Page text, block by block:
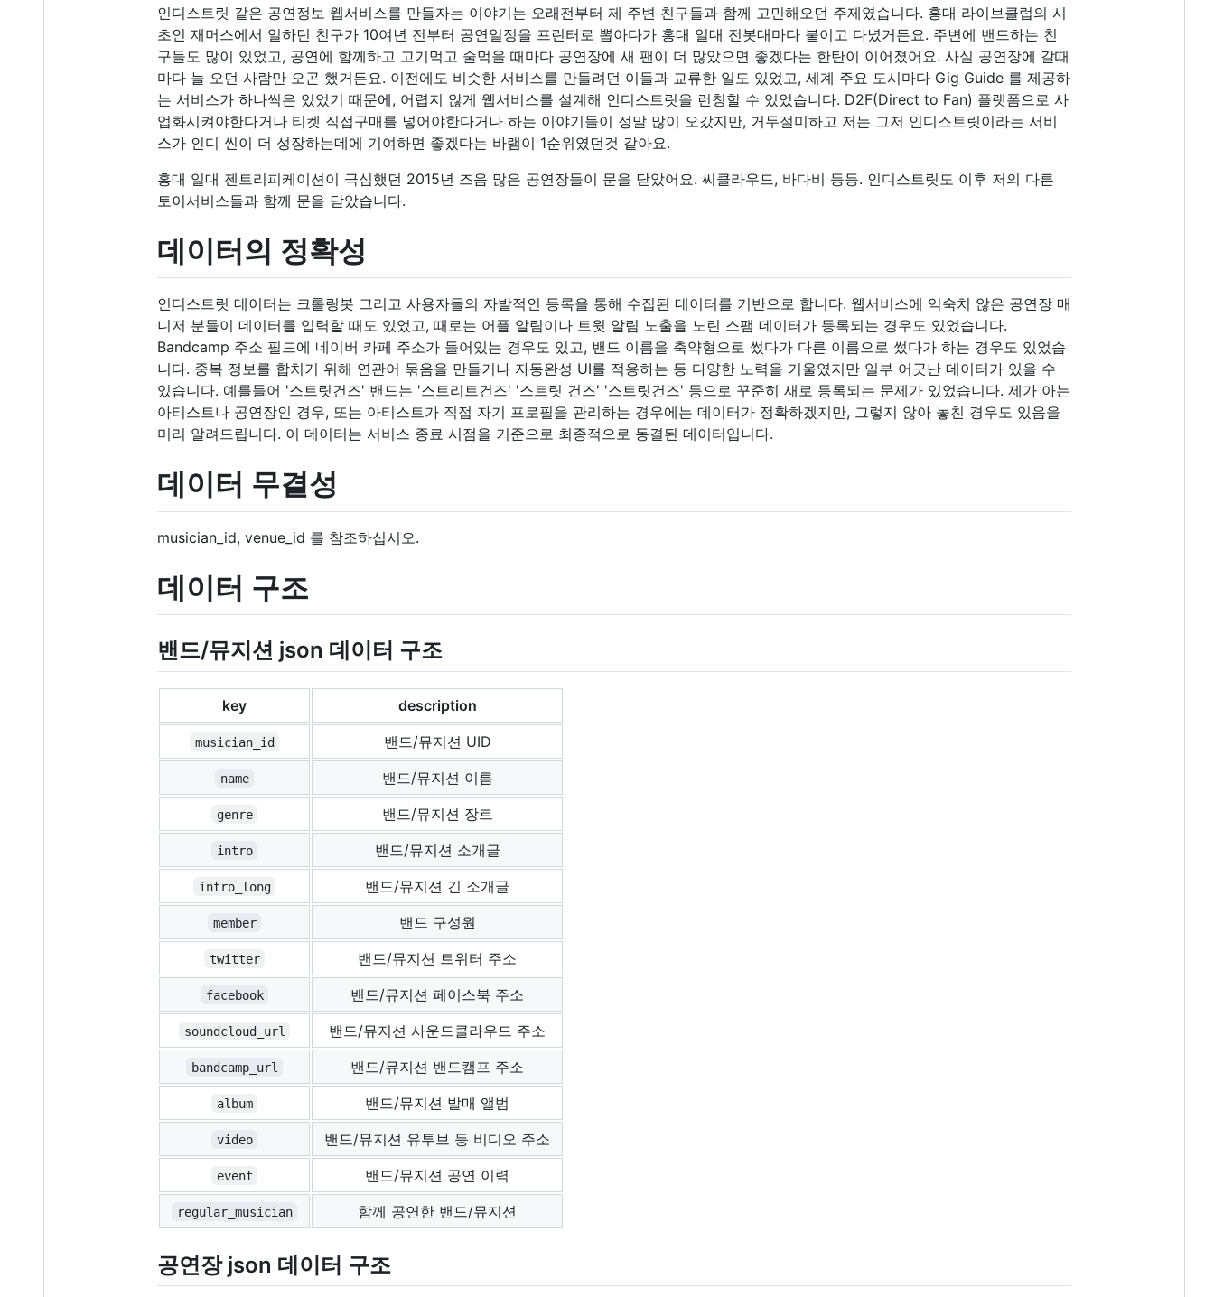
인디스트릿 같은 공연정보 웹서비스를 만들자는 이야기는 오래전부터 제 주변 친구들과 함께 고민해오던 주제였습니다. 홍대 라이브클럽의 시
초인 재머스에서 일하던 친구가 10여년 전부터 공연일정을 프린터로 뽑아다가 홍대 일대 전봇대마다 붙이고 다녔거든요. 주변에 밴드하는 친
구들도 많이 있었고, 공연에 함께하고 고기먹고 술먹을 때마다 공연장에 새 팬이 더 많았으면 좋겠다는 한탄이 이어졌어요. 사실 공연장에 갈때
마다 늘 오던 사람만 오곤 했거든요. 이전에도 비슷한 서비스를 만들려던 이들과 교류한 일도 있었고, 세계 주요 도시마다 Gig Guide 를 제공하
는 서비스가 하나씩은 있었기 때문에, 어렵지 않게 웹서비스를 설계해 인디스트릿을 런칭할 수 있었습니다. D2F(Direct to Fan) 플랫폼으로 사
업화시켜야한다거나 티켓 직접구매를 넣어야한다거나 하는 이야기들이 정말 많이 오갔지만, 거두절미하고 저는 그저 인디스트릿이라는 서비
스가 인디 씬이 더 성장하는데에 기여하면 좋겠다는 바램이 1순위였던것 같아요.
홍대 일대 젠트리피케이션이 극심했던 2015년 즈음 많은 공연장들이 문을 닫았어요. 씨클라우드, 바다비 등등. 인디스트릿도 이후 저의 다른
토이서비스들과 함께 문을 닫았습니다.
데이터의 정확성
인디스트릿 데이터는 크롤링봇 그리고 사용자들의 자발적인 등록을 통해 수집된 데이터를 기반으로 합니다. 웹서비스에 익숙치 않은 공연장 매
니저 분들이 데이터를 입력할 때도 있었고, 때로는 어플 알림이나 트윗 알림 노출을 노린 스팸 데이터가 등록되는 경우도 있었습니다.
Bandcamp 주소 필드에 네이버 카페 주소가 들어있는 경우도 있고, 밴드 이름을 축약형으로 썼다가 다른 이름으로 썼다가 하는 경우도 있었습
니다. 중복 정보를 합치기 위해 연관어 묶음을 만들거나 자동완성 UI를 적용하는 등 다양한 노력을 기울였지만 일부 어긋난 데이터가 있을 수
있습니다. 예를들어 '스트릿건즈' 밴드는 '스트리트건즈' '스트릿 건즈' '스트릿건즈' 등으로 꾸준히 새로 등록되는 문제가 있었습니다. 제가 아는
아티스트나 공연장인 경우, 또는 아티스트가 직접 자기 프로필을 관리하는 경우에는 데이터가 정확하겠지만, 그렇지 않아 놓친 경우도 있음을
미리 알려드립니다. 이 데이터는 서비스 종료 시점을 기준으로 최종적으로 동결된 데이터입니다.
데이터 무결성
musician_id, venue_id 를 참조하십시오.
데이터 구조
밴드/뮤지션 json 데이터 구조
key description
musician_id 밴드/뮤지션 UID
name 밴드/뮤지션 이름
genre 밴드/뮤지션 장르
intro 밴드/뮤지션 소개글
intro_long 밴드/뮤지션 긴 소개글
member 밴드 구성원
twitter 밴드/뮤지션 트위터 주소
facebook 밴드/뮤지션 페이스북 주소
soundcloud_url 밴드/뮤지션 사운드클라우드 주소
bandcamp_url 밴드/뮤지션 밴드캠프 주소
album 밴드/뮤지션 발매 앨범
video 밴드/뮤지션 유투브 등 비디오 주소
event 밴드/뮤지션 공연 이력
regular_musician 함께 공연한 밴드/뮤지션
공연장 json 데이터 구조